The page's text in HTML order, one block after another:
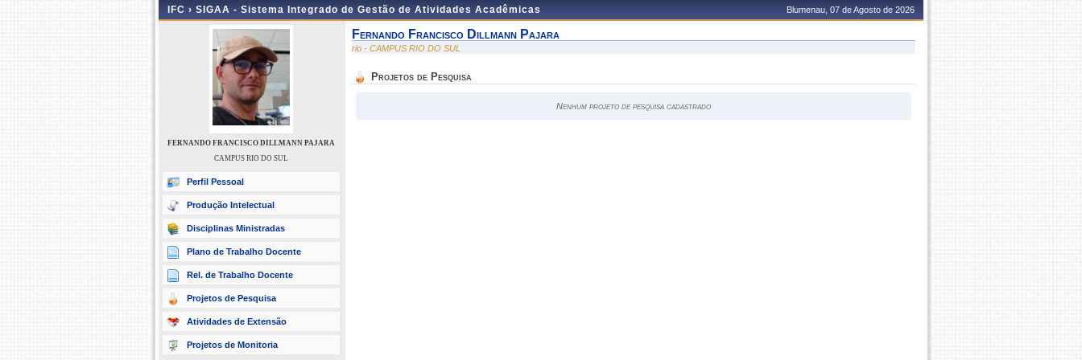
IFC › SIGAA - Sistema Integrado de Gestão de Atividades Acadêmicas Blumenau, 07 de Agosto de 2026
FERNANDO FRANCISCO DILLMANN PAJARA
CAMPUS RIO DO SUL
Perfil Pessoal
Produção Intelectual
Disciplinas Ministradas
Plano de Trabalho Docente
Rel. de Trabalho Docente
Projetos de Pesquisa
Atividades de Extensão
Projetos de Monitoria
Fernando Francisco Dillmann Pajara
rio - CAMPUS RIO DO SUL
Projetos de Pesquisa
Nenhum projeto de pesquisa cadastrado